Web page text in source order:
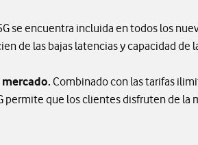
se encuentra incluida en todos los
de las bajas latencias y capacidad de
Combinado con las tarifas
permite que los clientes disfruten de